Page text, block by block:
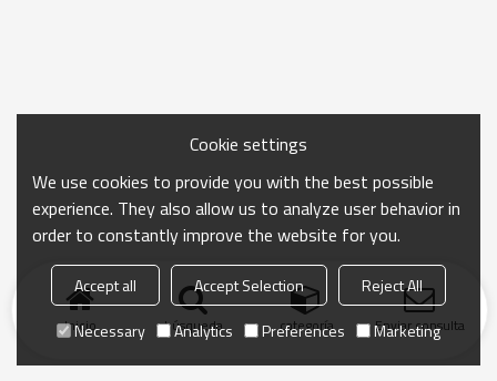
Inicio búsqueda categoría Enviar consulta
Cookie settings
We use cookies to provide you with the best possible
experience. They also allow us to analyze user behavior in
order to constantly improve the website for you.
Accept all Accept Selection
Reject All
Necessary
Analytics Preferences Marketing